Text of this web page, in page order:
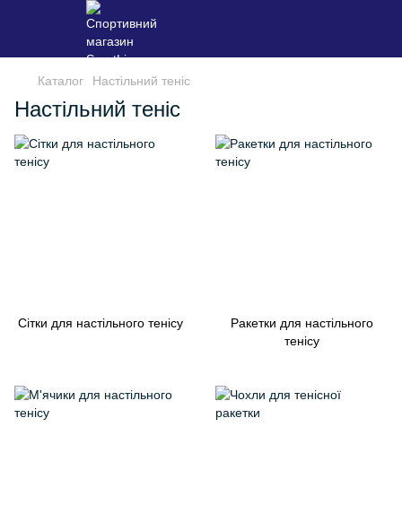
Каталог Настільний теніс
Настільний теніс
Сітки для настільного тенісу
Ракетки для настільного
тенісу